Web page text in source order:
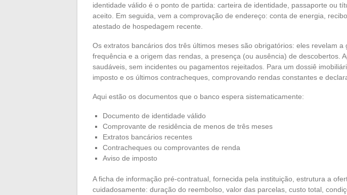
identidade válido é o ponto de partida: carteira de identidade, passaporte ou
aceito. Em seguida, vem a comprovação de endereço: conta de energia,
atestado de hospedagem recente.
Os extratos bancários dos três últimos meses são obrigatórios: eles revelam a
frequência e a origem das rendas, a presença (ou ausência) de descobertos.
saudáveis, sem incidentes ou pagamentos rejeitados. Para um dossiê
imposto e os últimos contracheques, comprovando rendas constantes e
Aqui estão os documentos que o banco espera sistematicamente:
Documento de identidade válido
Comprovante de residência de menos de três meses
Extratos bancários recentes
Contracheques ou comprovantes de renda
Aviso de imposto
A ficha de informação pré-contratual, fornecida pela instituição, estrutura a
cuidadosamente: duração do reembolso, valor das parcelas, custo total,